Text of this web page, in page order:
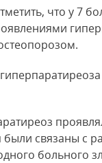
что у 7
связаны с
больного